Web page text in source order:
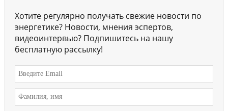
Хотите регулярно получать свежие новости по
энергетике? Новости, мнения эспертов,
видеоинтервью? Подпишитесь на нашу
бесплатную рассылку!